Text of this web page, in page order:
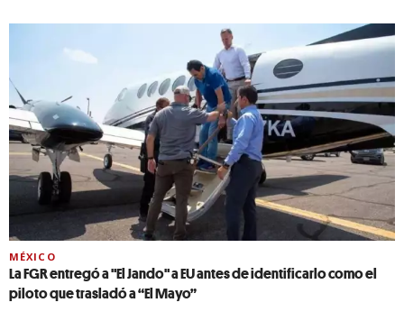
MÉXICO
La FGR entregó a "El Jando" a EU antes de identificarlo como el
piloto que trasladó a “El Mayo”